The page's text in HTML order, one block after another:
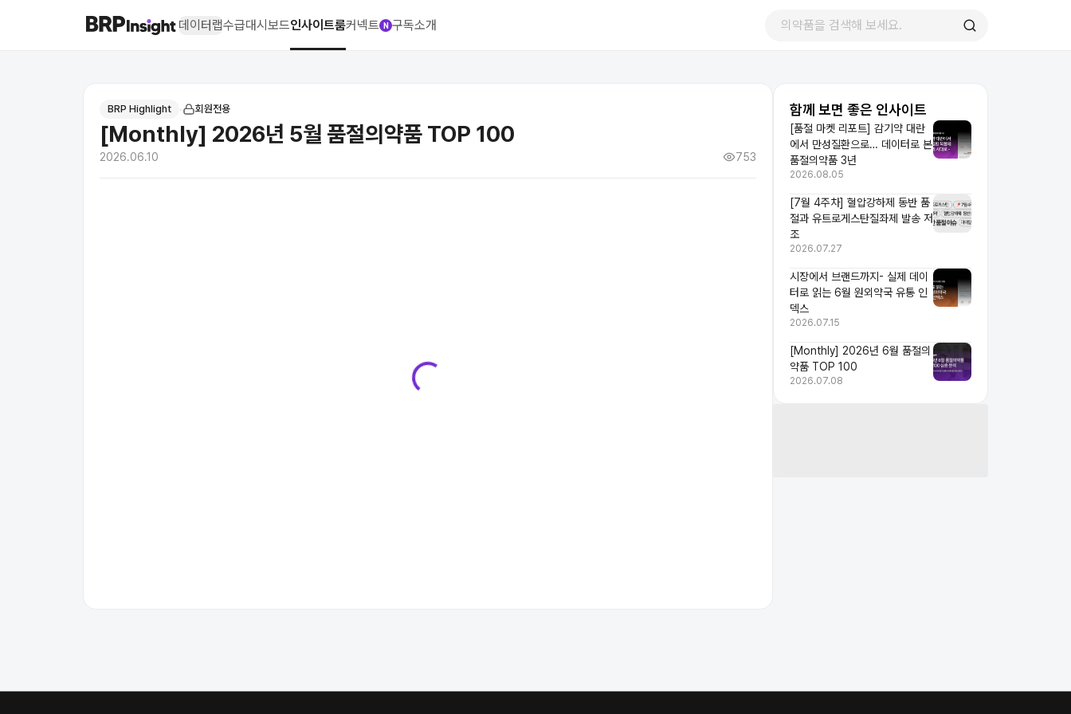
의약품 시장 데이터 통합 분석 플랫폼
데이터랩수급대시보드인사이트룸커넥트 N 구독소개
BRP Highlight ∙ 회원전용
[Monthly] 2026년 5월 품절의약품 TOP 100
2026.06.10 753
함께 보면 좋은 인사이트
[품절 마켓 리포트] 감기약 대란
에서 만성질환으로… 데이터로 본
품절의약품 3년
2026.08.05
[7월 4주차] 혈압강하제 동반 품
절과 유트로게스탄질좌제 발송 저
조
2026.07.27
시장에서 브랜드까지- 실제 데이
터로 읽는 6월 원외약국 유통 인
덱스
2026.07.15
[Monthly] 2026년 6월 품절의
약품 TOP 100
2026.07.08